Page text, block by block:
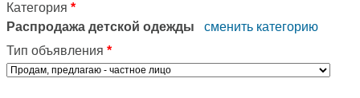
Категория *
Распродажа детской одежды
сменить категорию
Тип объявления *